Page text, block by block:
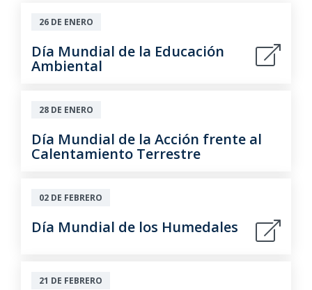
26 DE ENERO
Día Mundial de la Educación
Ambiental
28 DE ENERO
Día Mundial de la Acción frente al
Calentamiento Terrestre
02 DE FEBRERO
Día Mundial de los Humedales
21 DE FEBRERO